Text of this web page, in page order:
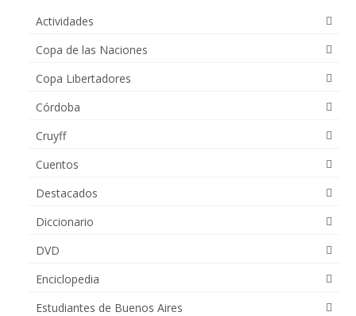
Actividades
Copa de las Naciones
Copa Libertadores
Córdoba
Cruyff
Cuentos
Destacados
Diccionario
DVD
Enciclopedia
Estudiantes de Buenos Aires